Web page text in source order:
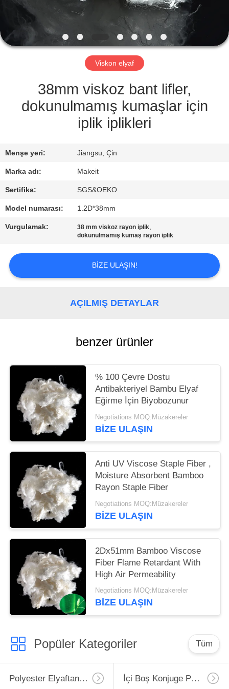
KONTROL
BIZE
ULAŞIN
HABERLER
TALEPLERI
TEKLIF
SITE
HARITASI
PRIVACY
Viskon elyaf
38mm viskoz bant lifler,
dokunulmamış kumaşlar için
iplik iplikleri
Menşe yeri: Jiangsu, Çin
Marka adı: Makeit
Sertifika: SGS&OEKO
Model numarası: 1.2D*38mm
Vurgulamak: 38 mm viskoz rayon iplik,
dokunulmamış kumaş rayon iplik
BIZE ULAŞIN!
AÇILMIŞ DETAYLAR
benzer ürünler
% 100 Çevre Dostu
Antibakteriyel Bambu Elyaf
Eğirme İçin Biyobozunur
Negotiations MOQ:Müzakereler
BIZE ULAŞIN
Anti UV Viscose Staple Fiber ,
Moisture Absorbent Bamboo
Rayon Staple Fiber
Negotiations MOQ:Müzakereler
BIZE ULAŞIN
2Dx51mm Bamboo Viscose
Fiber Flame Retardant With
High Air Permeability
Negotiations MOQ:Müzakereler
BIZE ULAŞIN
Popüler Kategoriler Tüm
Polyester Elyaftan Elyaf İçi Boş Konjuge Polyester Elyaf